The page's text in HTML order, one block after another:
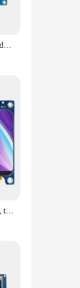
Écran LED LCD TFT pour Ardu37, 1.8 ", 1.8", 128x160 éventuelles I, Full Document, 128x160 Tech, ST7735S, 3.3V, Remplacement du connecteur d'alimentation OLED
Écran LCD LED pour Ardu37, technologie d'affichage TFT pour documents, contrôleur HD IPS, interface KampX280 éventuelles I ST7789, 1.69 pouces, 1.69 pouces